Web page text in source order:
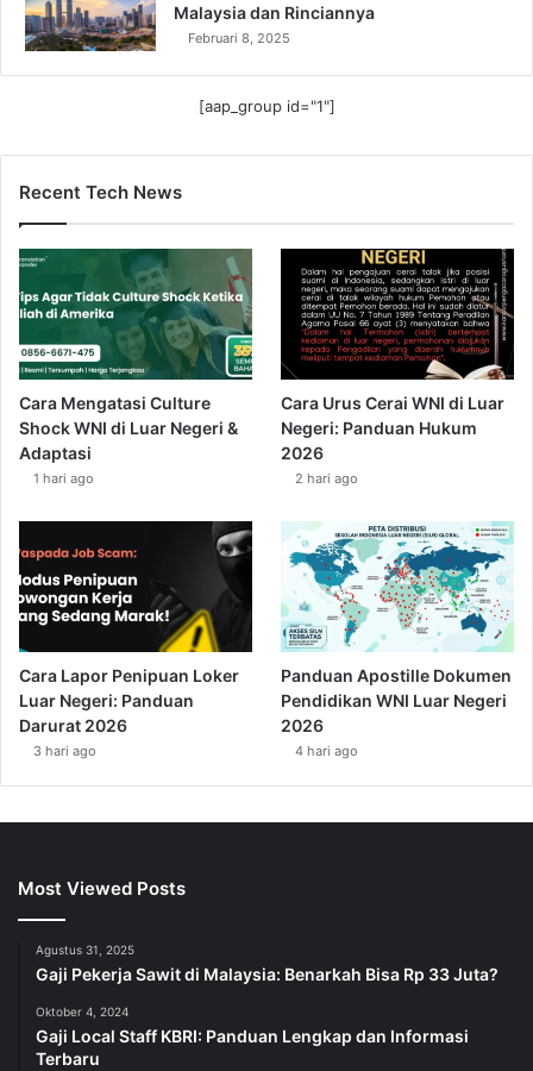
Malaysia dan Rinciannya
Februari 8, 2025
[aap_group id="1"]
Recent Tech News
Cara Mengatasi Culture
Shock WNI di Luar Negeri &
Adaptasi
1 hari ago
Cara Urus Cerai WNI di Luar
Negeri: Panduan Hukum
2026
2 hari ago
Cara Lapor Penipuan Loker
Luar Negeri: Panduan
Darurat 2026
3 hari ago
Panduan Apostille Dokumen
Pendidikan WNI Luar Negeri
2026
4 hari ago
Most Viewed Posts
Agustus 31, 2025
Gaji Pekerja Sawit di Malaysia: Benarkah Bisa Rp 33 Juta?
Oktober 4, 2024
Gaji Local Staff KBRI: Panduan Lengkap dan Informasi
Terbaru